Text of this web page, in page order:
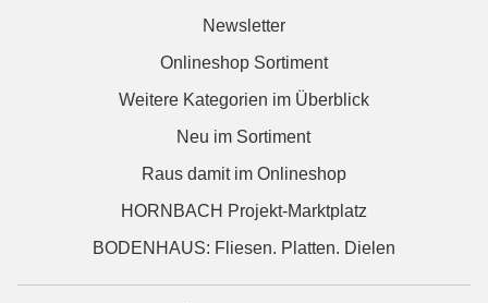
Newsletter
Onlineshop Sortiment
Weitere Kategorien im Überblick
Neu im Sortiment
Raus damit im Onlineshop
HORNBACH Projekt-Marktplatz
BODENHAUS: Fliesen. Platten. Dielen